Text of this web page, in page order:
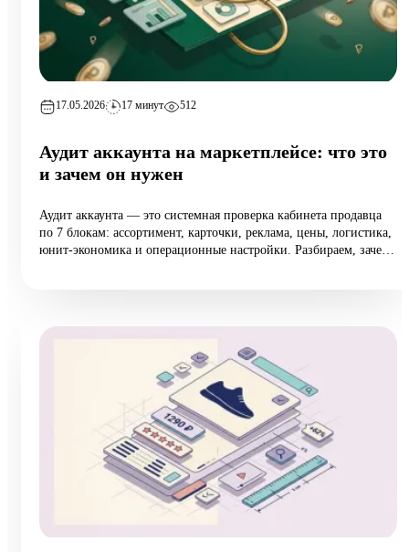
17.05.2026 17 минут 512
Аудит аккаунта на маркетплейсе: что это
и зачем он нужен
Аудит аккаунта — это системная проверка кабинета продавца
по 7 блокам: ассортимент, карточки, реклама, цены, логистика,
юнит-экономика и операционные настройки. Разбираем, зачем
оборота на 12%.